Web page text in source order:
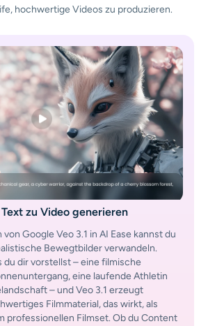
hochwertige Videos zu produzieren.
zu Video generieren
Google Veo 3.1 in AI Ease kannst du
Bewegtbilder verwandeln.
du dir vorstellst – eine filmische
eine laufende Athletin
– und Veo 3.1 erzeugt
Filmmaterial, das wirkt, als
professionellen Filmset. Ob du Content